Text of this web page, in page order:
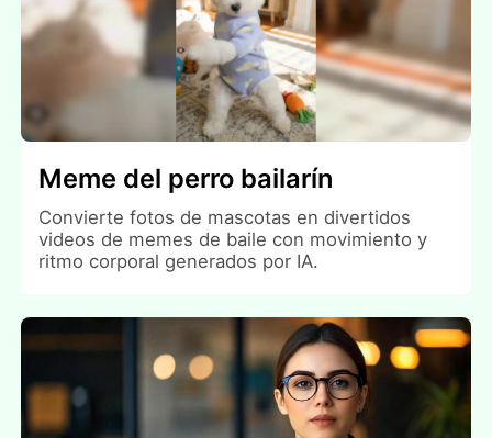
Meme del perro bailarín
Convierte fotos de mascotas en divertidos
videos de memes de baile con movimiento y
ritmo corporal generados por IA.